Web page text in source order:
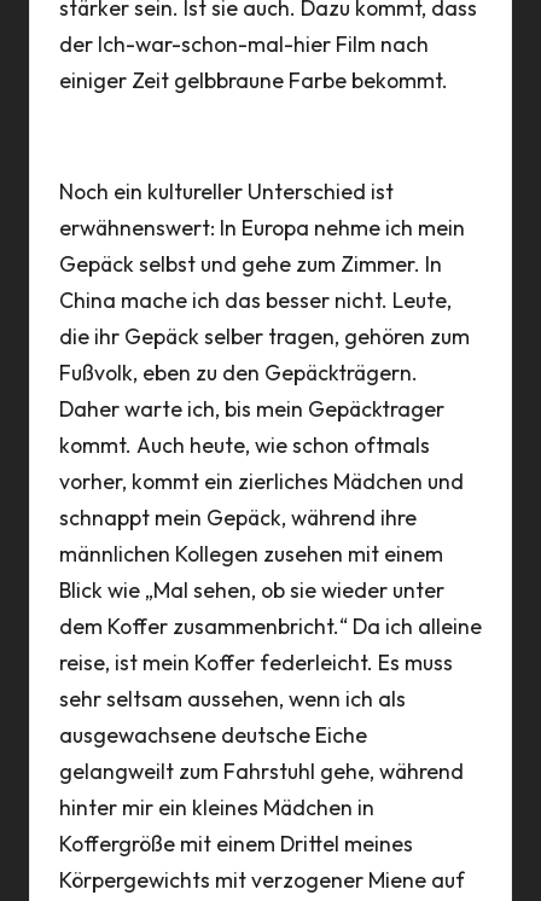
stärker sein. Ist sie auch. Dazu kommt, dass
der Ich-war-schon-mal-hier Film nach
einiger Zeit gelbbraune Farbe bekommt.
Noch ein kultureller Unterschied ist
erwähnenswert: In Europa nehme ich mein
Gepäck selbst und gehe zum Zimmer. In
China mache ich das besser nicht. Leute,
die ihr Gepäck selber tragen, gehören zum
Fußvolk, eben zu den Gepäckträgern.
Daher warte ich, bis mein Gepäcktrager
kommt. Auch heute, wie schon oftmals
vorher, kommt ein zierliches Mädchen und
schnappt mein Gepäck, während ihre
männlichen Kollegen zusehen mit einem
Blick wie „Mal sehen, ob sie wieder unter
dem Koffer zusammenbricht.“ Da ich alleine
reise, ist mein Koffer federleicht. Es muss
sehr seltsam aussehen, wenn ich als
ausgewachsene deutsche Eiche
gelangweilt zum Fahrstuhl gehe, während
hinter mir ein kleines Mädchen in
Koffergröße mit einem Drittel meines
Körpergewichts mit verzogener Miene auf